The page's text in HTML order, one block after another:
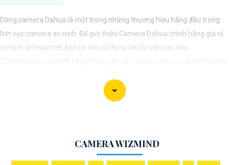
Dòng camera Dahua là một trong những thương hiệu hàng đầu trong
lĩnh vực camera an ninh. Để giới thiệu Camera Dahua chính hãng giá rẻ
và hình ảnh sắc nét, bạn có thể sử dụng câu tư vấn sau đây:
này hứa hẹn đáp ứng mọi nhu cầu giám sát của bạn. Đừng ngần ngại
trải nghiệm sự ổn định và chất lượng vượt trội của Camera Dahua chính
CAMERA WIZMIND